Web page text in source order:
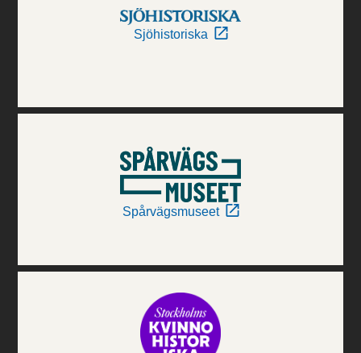
Sjöhistoriska
Spårvägsmuseet